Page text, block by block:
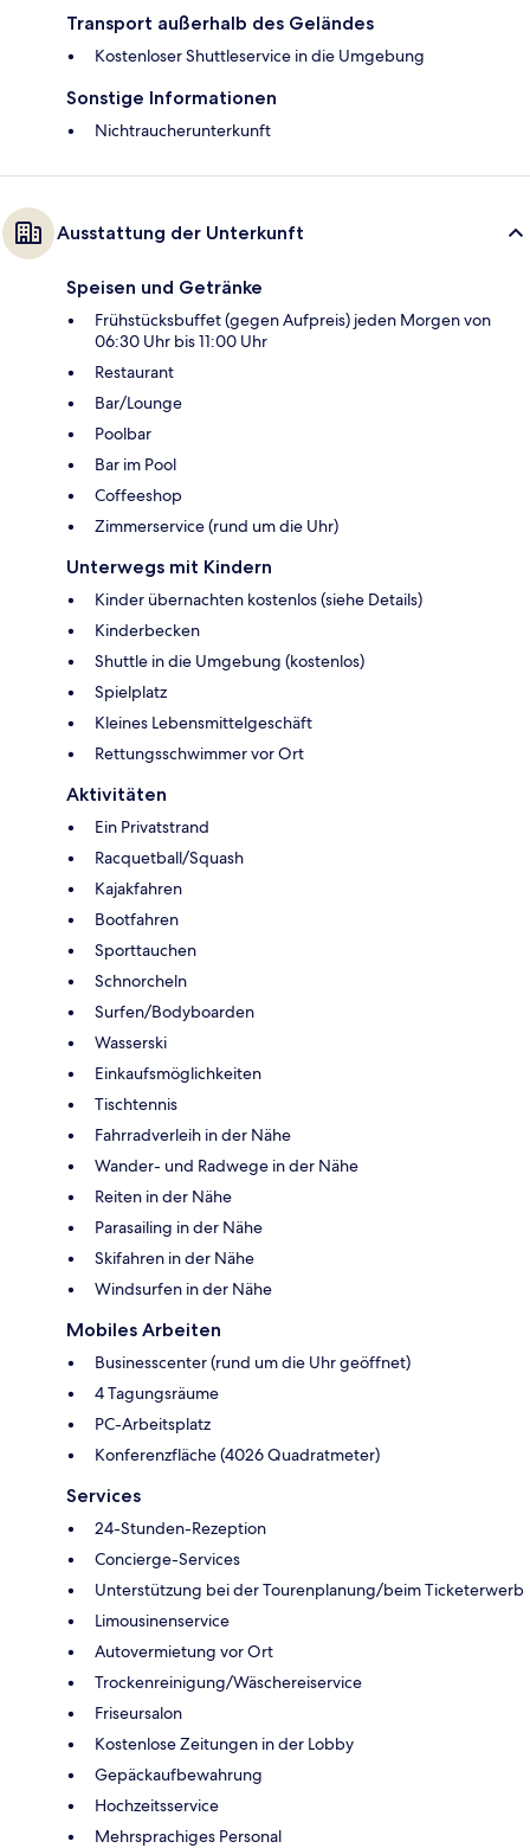
Transport außerhalb des Geländes
Kostenloser Shuttleservice in die Umgebung
Sonstige Informationen
Nichtraucherunterkunft
Ausstattung der Unterkunft
Speisen und Getränke
Frühstücksbuffet (gegen Aufpreis) jeden Morgen von
06:30 Uhr bis 11:00 Uhr
Restaurant
Bar/Lounge
Poolbar
Bar im Pool
Coffeeshop
Zimmerservice (rund um die Uhr)
Unterwegs mit Kindern
Kinder übernachten kostenlos (siehe Details)
Kinderbecken
Shuttle in die Umgebung (kostenlos)
Spielplatz
Kleines Lebensmittelgeschäft
Rettungsschwimmer vor Ort
Aktivitäten
Ein Privatstrand
Racquetball/Squash
Kajakfahren
Bootfahren
Sporttauchen
Schnorcheln
Surfen/Bodyboarden
Wasserski
Einkaufsmöglichkeiten
Tischtennis
Fahrradverleih in der Nähe
Wander- und Radwege in der Nähe
Reiten in der Nähe
Parasailing in der Nähe
Skifahren in der Nähe
Windsurfen in der Nähe
Mobiles Arbeiten
Businesscenter (rund um die Uhr geöffnet)
4 Tagungsräume
PC-Arbeitsplatz
Konferenzfläche (4026 Quadratmeter)
Services
24-Stunden-Rezeption
Concierge-Services
Unterstützung bei der Tourenplanung/beim Ticketerwerb
Limousinenservice
Autovermietung vor Ort
Trockenreinigung/Wäschereiservice
Friseursalon
Kostenlose Zeitungen in der Lobby
Gepäckaufbewahrung
Hochzeitsservice
Mehrsprachiges Personal